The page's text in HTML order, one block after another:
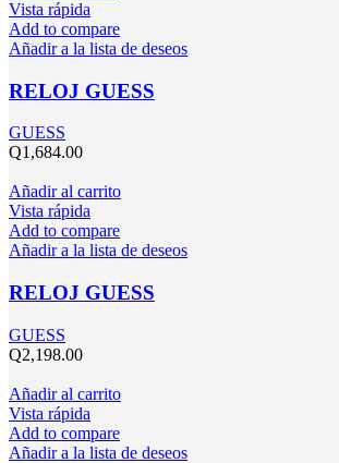
Vista rápida
Add to compare
Añadir a la lista de deseos
RELOJ GUESS
GUESS
Q1,684.00
Añadir al carrito
Vista rápida
Add to compare
Añadir a la lista de deseos
RELOJ GUESS
GUESS
Q2,198.00
Añadir al carrito
Vista rápida
Add to compare
Añadir a la lista de deseos